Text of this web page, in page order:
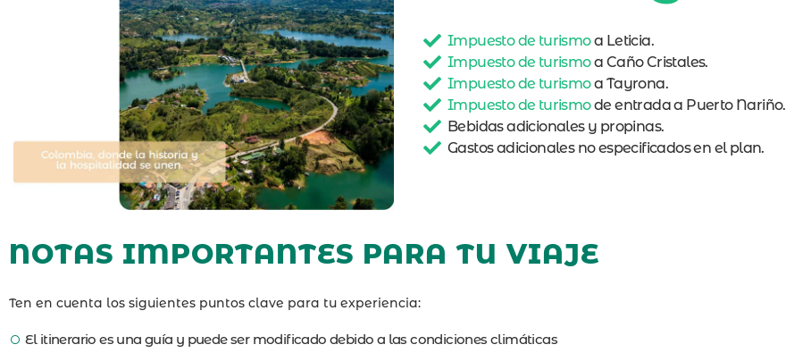
Impuesto de turismoa Leticia.
Impuesto de turismoa Caño Cristales.
Impuesto de turismoa Tayrona.
Impuesto de turismode entrada a Puerto Nariño.
Bebidas adicionales y propinas.
Gastos adicionales no especificados en el plan.
NOTAS IMPORTANTES PARA TU VIAJE
Ten en cuenta los siguientes puntos clave para tu experiencia:
El itinerario es una guía y puede ser modificado debido a las condiciones climáticas